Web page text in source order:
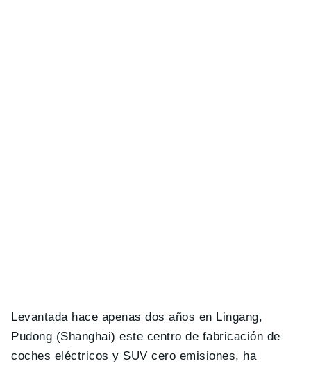
Levantada hace apenas dos años en Lingang,
Pudong (Shanghai) este centro de fabricación de
coches eléctricos y SUV cero emisiones, ha